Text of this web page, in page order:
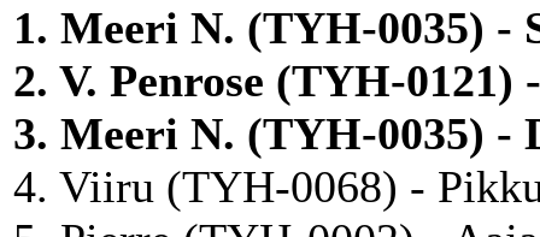
1. Meeri N. (TYH-0035) -
2. V. Penrose (TYH-
3. Meeri N. (TYH-0035) -
4. Viiru (TYH-0068) -